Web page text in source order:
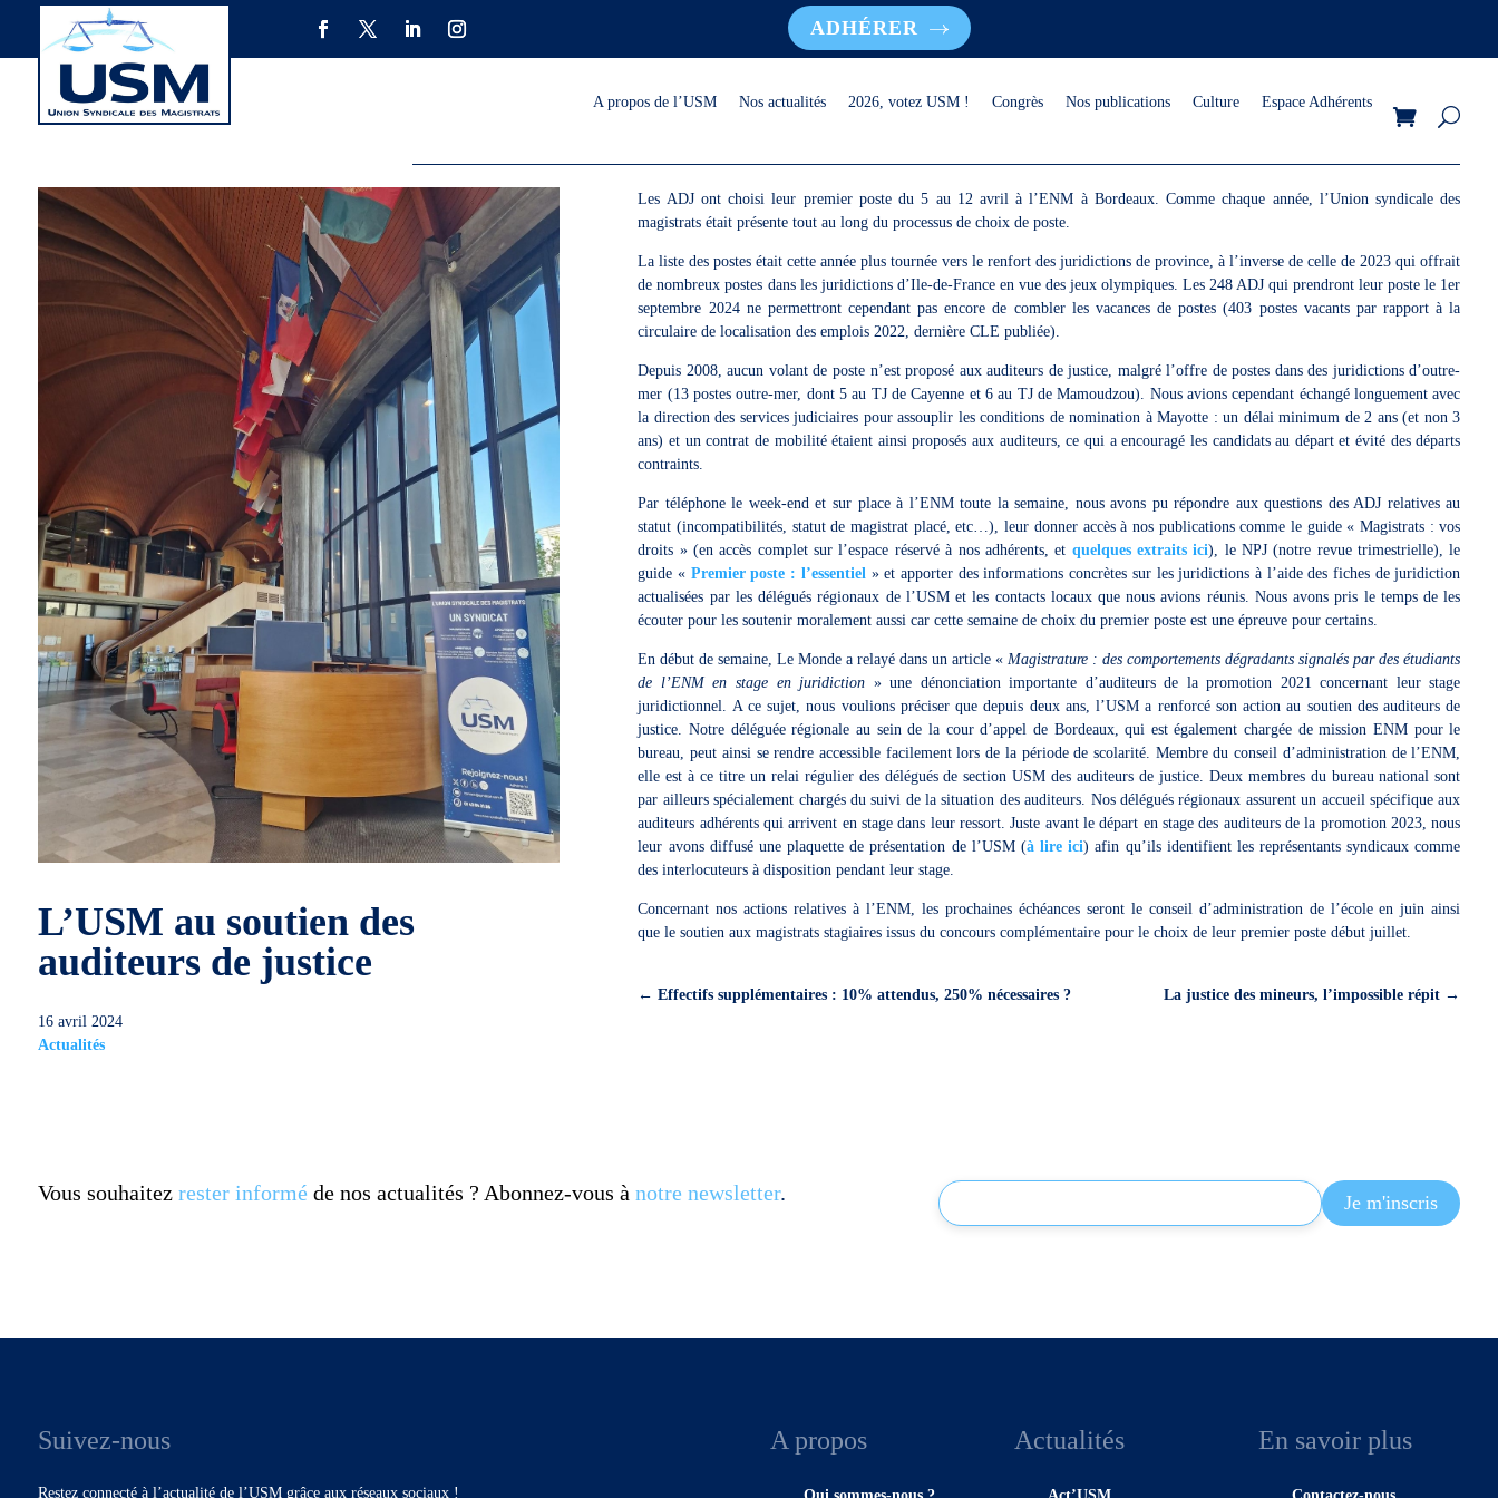
ADHÉRER
A propos de l’USM Nos actualités 2026, votez USM ! Congrès Nos publications Culture Espace Adhérents
L’USM au soutien des
auditeurs de justice
16 avril 2024
Actualités
Les ADJ ont choisi leur premier poste du 5 au 12 avril à l’ENM à Bordeaux. Comme chaque année, l’Union syndicale des
magistrats était présente tout au long du processus de choix de poste.
La liste des postes était cette année plus tournée vers le renfort des juridictions de province, à l’inverse de celle de 2023 qui offrait
de nombreux postes dans les juridictions d’Ile-de-France en vue des jeux olympiques. Les 248 ADJ qui prendront leur poste le 1er
septembre 2024 ne permettront cependant pas encore de combler les vacances de postes (403 postes vacants par rapport à la
circulaire de localisation des emplois 2022, dernière CLE publiée).
Depuis 2008, aucun volant de poste n’est proposé aux auditeurs de justice, malgré l’offre de postes dans des juridictions d’outre-
mer (13 postes outre-mer, dont 5 au TJ de Cayenne et 6 au TJ de Mamoudzou). Nous avions cependant échangé longuement avec
la direction des services judiciaires pour assouplir les conditions de nomination à Mayotte : un délai minimum de 2 ans (et non 3
ans) et un contrat de mobilité étaient ainsi proposés aux auditeurs, ce qui a encouragé les candidats au départ et évité des départs
contraints.
Par téléphone le week-end et sur place à l’ENM toute la semaine, nous avons pu répondre aux questions des ADJ relatives au
statut (incompatibilités, statut de magistrat placé, etc…), leur donner accès à nos publications comme le guide « Magistrats : vos
droits » (en accès complet sur l’espace réservé à nos adhérents, et quelques extraits ici), le NPJ (notre revue trimestrielle), le
guide « Premier poste : l’essentiel» et apporter des informations concrètes sur les juridictions à l’aide des fiches de juridiction
actualisées par les délégués régionaux de l’USM et les contacts locaux que nous avions réunis. Nous avons pris le temps de les
écouter pour les soutenir moralement aussi car cette semaine de choix du premier poste est une épreuve pour certains.
En début de semaine, Le Monde a relayé dans un article «Magistrature : des comportements dégradants signalés par des étudiants
de l’ENM en stage en juridiction » une dénonciation importante d’auditeurs de la promotion 2021 concernant leur stage
juridictionnel. A ce sujet, nous voulions préciser que depuis deux ans, l’USM a renforcé son action au soutien des auditeurs de
justice. Notre déléguée régionale au sein de la cour d’appel de Bordeaux, qui est également chargée de mission ENM pour le
bureau, peut ainsi se rendre accessible facilement lors de la période de scolarité. Membre du conseil d’administration de l’ENM,
elle est à ce titre un relai régulier des délégués de section USM des auditeurs de justice. Deux membres du bureau national sont
par ailleurs spécialement chargés du suivi de la situation des auditeurs. Nos délégués régionaux assurent un accueil spécifique aux
auditeurs adhérents qui arrivent en stage dans leur ressort. Juste avant le départ en stage des auditeurs de la promotion 2023, nous
leur avons diffusé une plaquette de présentation de l’USM (à lire ici) afin qu’ils identifient les représentants syndicaux comme
des interlocuteurs à disposition pendant leur stage.
Concernant nos actions relatives à l’ENM, les prochaines échéances seront le conseil d’administration de l’école en juin ainsi
que le soutien aux magistrats stagiaires issus du concours complémentaire pour le choix de leur premier poste début juillet.
←Effectifs supplémentaires : 10% attendus, 250% nécessaires ? La justice des mineurs, l’impossible répit →
Vous souhaitez rester informéde nos actualités ? Abonnez-vous à notre newsletter.
Suivez-nous
Restez connecté à l’actualité de l’USM grâce aux réseaux sociaux !
A propos Actualités En savoir plus